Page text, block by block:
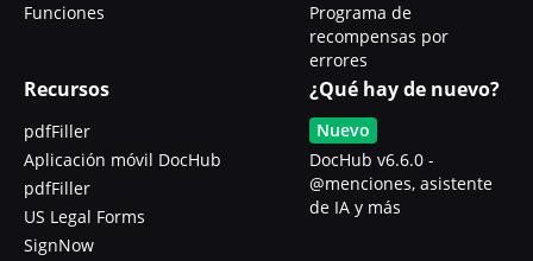
Funciones
Programa de
recompensas por
errores
Recursos
pdfFiller
Aplicación móvil DocHub
pdfFiller
US Legal Forms
SignNow
¿Qué hay de nuevo?
Nuevo
DocHub v6.6.0 -
@menciones, asistente
de IA y más